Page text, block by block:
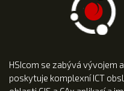
HSIcom se zabývá vývojem
poskytuje komplexní ICT